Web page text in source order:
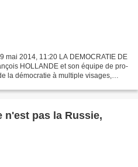
mai 2014, 11:20 LA DEMOCRATIE DE
HOLLANDE et son équipe de pro-
la démocratie à multiple visages,
n'est pas la Russie,